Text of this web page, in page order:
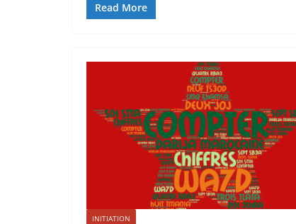
Read More
INITIATION